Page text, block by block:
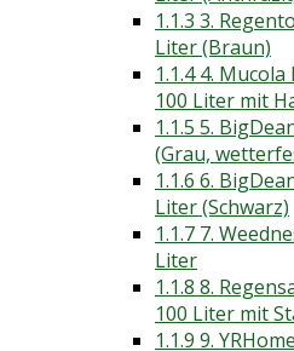
1.1.3 3.
Liter (Braun)
1.1.44. Mucola
100 Liter mit
1.1.5 5.
(Grau,
1.1.6 6.
Liter (Schwarz)
1.1.7 7.
Liter
1.1.8 8.
100 Liter mit
1.1.9 9.